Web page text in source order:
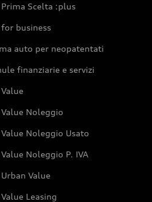
Scelta :plus
business
auto per neopatentati
finanziarie e servizi
Noleggio
Noleggio Usato
Noleggio P. IVA
Value
Leasing